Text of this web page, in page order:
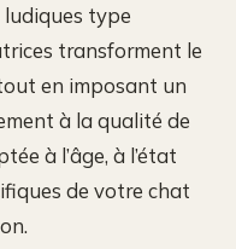
type
transforment le
en imposant un
à la qualité de
à l’âge, à l’état
de votre chat